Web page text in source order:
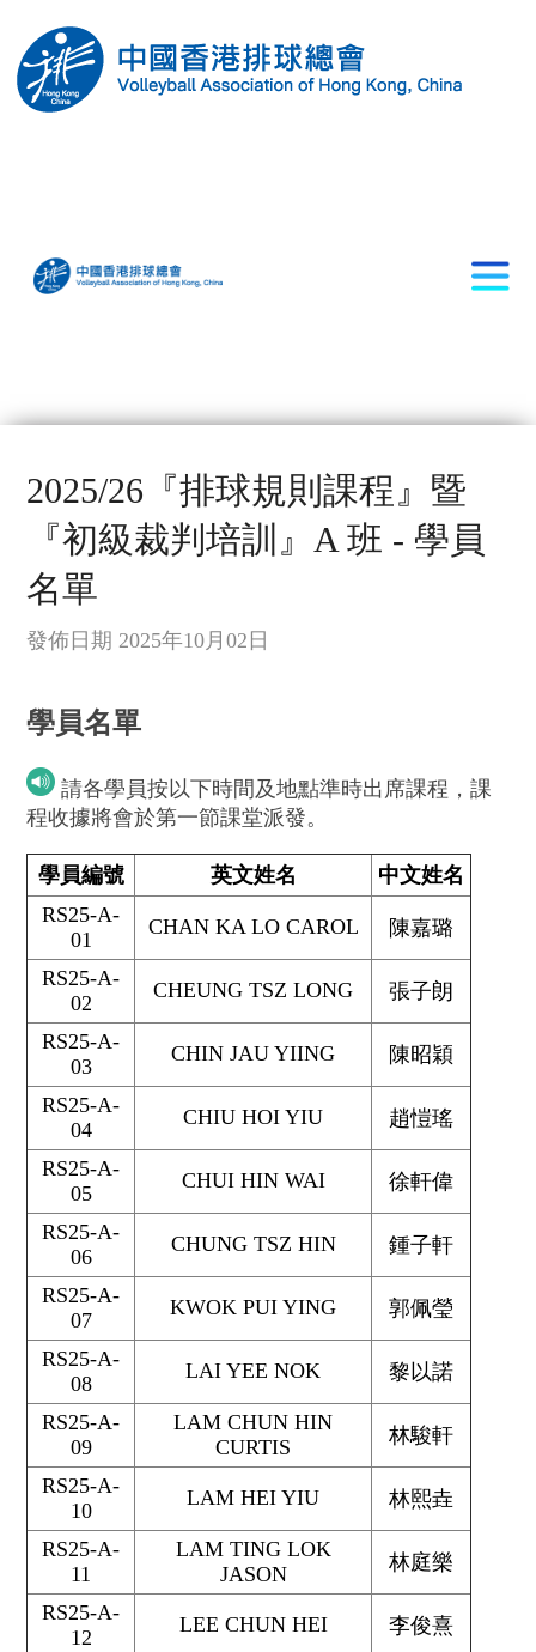
2025/26『排球規則課程』暨
『初級裁判培訓』A 班 - 學員
名單
發佈日期 2025年10月02日
學員名單
請各學員按以下時間及地點準時出席課程，課
程收據將會於第一節課堂派發。
學員編號 英文姓名
中文姓名
RS25-A-
01
CHAN KA LO CAROL 陳嘉璐
RS25-A-
02
CHEUNG TSZ LONG 張子朗
RS25-A-
03
CHIN JAU YIING 陳昭穎
RS25-A-
04
CHIU HOI YIU 趙愷瑤
RS25-A-
05
CHUI HIN WAI 徐軒偉
RS25-A-
06
CHUNG TSZ HIN 鍾子軒
RS25-A-
07
KWOK PUI YING 郭佩瑩
RS25-A-
08
LAI YEE NOK 黎以諾
RS25-A-
09
LAM CHUN HIN
CURTIS
林駿軒
RS25-A-
10
LAM HEI YIU 林熙垚
RS25-A-
11
LAM TING LOK
JASON
林庭樂
RS25-A-
12
LEE CHUN HEI 李俊熹